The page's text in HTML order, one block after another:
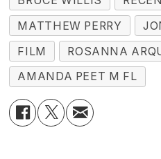
MATTHEW PERRY
FILM
ROSANNA
AMANDA PEET M FL